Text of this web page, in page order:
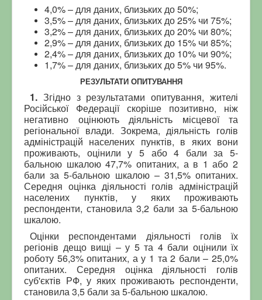
4,0% – для даних, близьких до 50%;
3,5% – для даних, близьких до 25% чи 75%;
3,2% – для даних, близьких до 20% чи 80%;
2,9% – для даних, близьких до 15% чи 85%;
2,4% – для даних, близьких до 10% чи 90%;
1,7% – для даних, близьких до 5% чи 95%.
РЕЗУЛЬТАТИ ОПИТУВАННЯ
1. Згідно з результатами опитування, жителі
Російської Федерації скоріше позитивно, ніж
негативно оцінюють діяльність місцевої та
регіональної влади. Зокрема, діяльність голів
адміністрацій населених пунктів, в яких вони
проживають, оцінили у 5 або 4 бали за 5-
бальною шкалою 47,7% опитаних, а в 1 або 2
бали за 5-бальною шкалою – 31,5% опитаних.
Середня оцінка діяльності голів адміністрацій
населених пунктів, у яких проживають
респонденти, становила 3,2 бали за 5-бальною
шкалою.
Оцінки респондентами діяльності голів їх
регіонів дещо вищі – у 5 та 4 бали оцінили їх
роботу 56,3% опитаних, а у 1 та 2 бали – 25,0%
опитаних. Середня оцінка діяльності голів
суб'єктів РФ, у яких проживають респонденти,
становила 3,5 бали за 5-бальною шкалою.